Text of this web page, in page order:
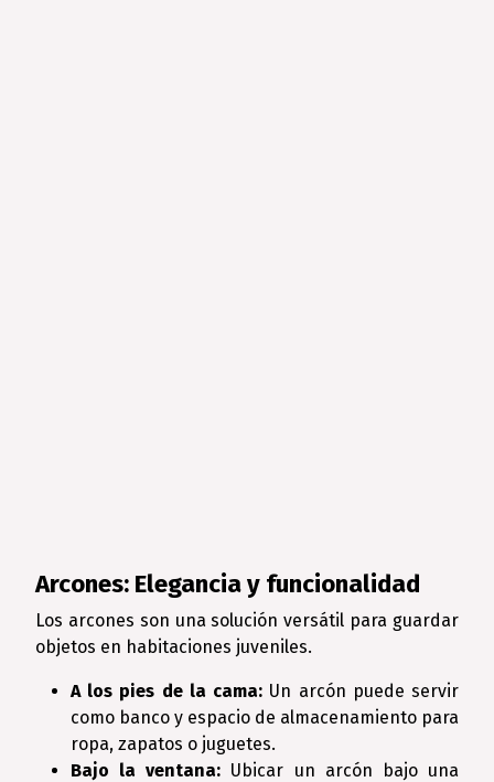
Arcones: Elegancia y funcionalidad
Los arcones son una solución versátil para guardar
objetos en habitaciones juveniles.
A los pies de la cama: Un arcón puede servir
como banco y espacio de almacenamiento para
ropa, zapatos o juguetes.
Bajo la ventana: Ubicar un arcón bajo una